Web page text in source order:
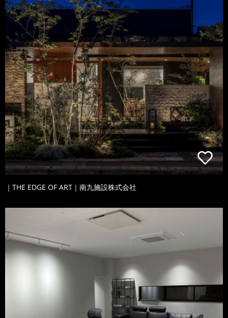
｜THE EDGE OF ART｜南九施設株式会社